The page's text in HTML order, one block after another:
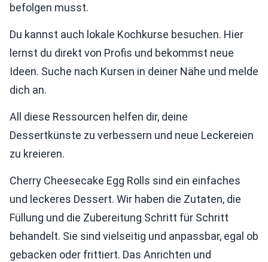
befolgen musst.
Du kannst auch lokale Kochkurse besuchen. Hier
lernst du direkt von Profis und bekommst neue
Ideen. Suche nach Kursen in deiner Nähe und melde
dich an.
All diese Ressourcen helfen dir, deine
Dessertkünste zu verbessern und neue Leckereien
zu kreieren.
Cherry Cheesecake Egg Rolls sind ein einfaches
und leckeres Dessert. Wir haben die Zutaten, die
Füllung und die Zubereitung Schritt für Schritt
behandelt. Sie sind vielseitig und anpassbar, egal ob
gebacken oder frittiert. Das Anrichten und